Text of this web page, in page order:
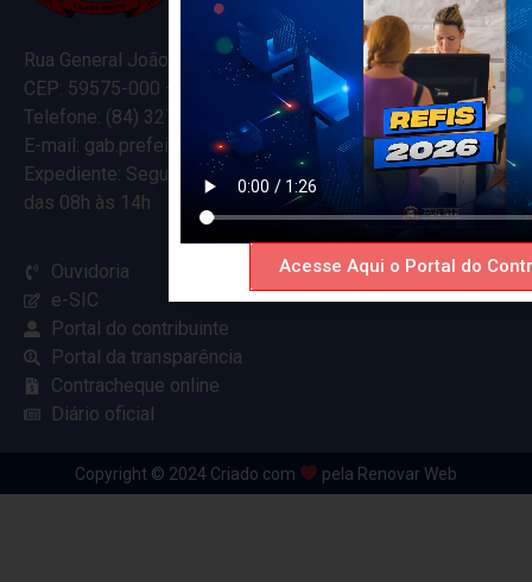
Rua General João Varela, 635
CEP: 59575-000 – Ceará-Mirim – RN
Telefone: (84) 3274-5916
E-mail: gab.prefeitocearamirim@gmail.com
Expediente: Segunda à Sexta
das 08h às 14h
Ouvidoria
e-SIC
Portal do contribuinte
Portal da transparência
Contracheque online
Diário oficial
Copyright © 2024 Criado com pela Renovar Web
Acesse Aqui o Portal do